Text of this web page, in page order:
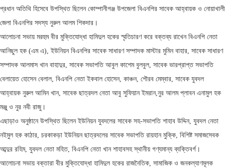
প্রধান অতিথি হিসেবে উপস্থিত ছিলেন কোম্পানীগঞ্জ উপজেলা বিএনপির সাবেক আহ্বায়ক ও নোয়াখালী
জেলা বিএনপির সদস্য নুরুল আলম শিকদার।
আলোচনা সভায় মরহুম বীর মুক্তিযোদ্ধা হামিদুল হকের স্মৃতিচারণ করে বক্তব্য রাখেন বিএনপি নেতা
আনিছুল হক (এম এ), ইউনিয়ন বিএনপির সাবেক সাধারণ সম্পাদক মাস্টার মুমিন বাহার, সাবেক সাধারণ
সম্পাদক আলমাস খান বাহাদুর, সাবেক সভাপতি আবুল কাশেম বুলবুল, সাবেক ভারপ্রাপ্ত সভাপতি
বেলায়েত হোসেন বেলাল, বিএনপি নেতা ইকবাল হোসেন, কাঞ্চন, শৌরব মেম্বার, সাবেক যুবদল
আহ্বায়ক নুরুল আমিন খান, সাবেক ছাত্রদল নেতা আবু সুফিয়ান ইমরান,নুর আলম প্লাবন এনামুল হক
মঞ্জু ও নুর নবী রাজু।
এছাড়াও অনুষ্ঠানে উপস্থিত ছিলেন ইউনিয়ন যুবদলের সাবেক সহ-সভাপতি শাহাব উদ্দিন, যুবদল নেতা
নইমুল হক কাঠার, চরকাকড়া ইউনিয়ন ছাত্রদলের সাবেক সভাপতি রায়হান মুক্কি, বিশিষ্ট সমাজসেবক
আব্দুর রহিম, যুবদল নেতা মহিত, বিএনপি নেতা খান শাহাবসহ স্থানীয় গণ্যমান্য ব্যক্তিবর্গ।
আলোচনা সভায় বক্তারা বীর মুক্তিযোদ্ধা হামিদুল হকের রাজনৈতিক, সামাজিক ও জনকল্যাণমূলক